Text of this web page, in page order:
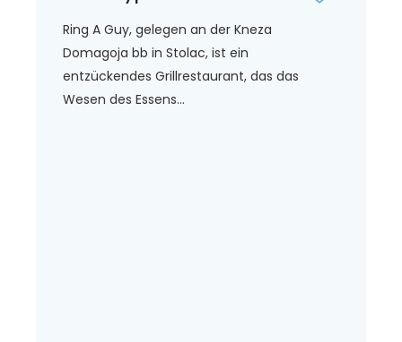
Ring A Guy, gelegen an der Kneza
Domagoja bb in Stolac, ist ein
entzückendes Grillrestaurant, das das
Wesen des Essens...